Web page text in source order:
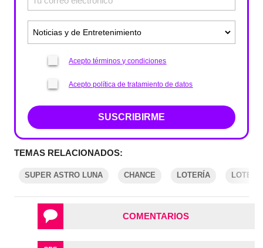
Acepto términos y condiciones
Acepto política de tratamiento de datos
SUSCRIBIRME
TEMAS RELACIONADOS:
SUPER ASTRO LUNA CHANCE LOTERÍA
COMENTARIOS